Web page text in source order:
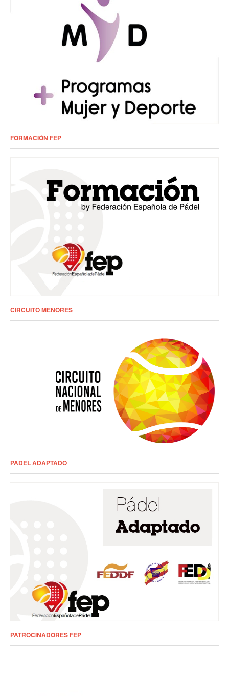
FORMACIÓN FEP
CIRCUITO MENORES
PADEL ADAPTADO
PATROCINADORES FEP